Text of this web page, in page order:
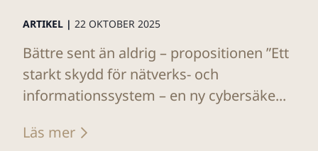
ARTIKEL | 22 OKTOBER 2025
Bättre sent än aldrig – propositionen ”Ett
starkt skydd för nätverks- och
informationssystem – en ny cybersäke...
Läs mer